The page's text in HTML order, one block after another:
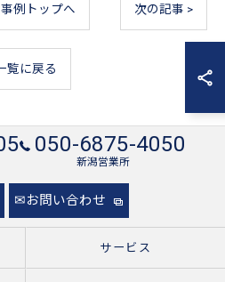
例トップへ 次の記事 >
覧に戻る
050-6875-4050
新潟営業所
✉お問い合わせ
サービス